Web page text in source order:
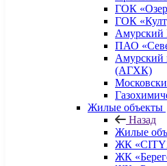
ГОК
ГОК
Амурский
ПАО
Амурский
(АГХК)
Жилые объекты
Назад
Жилые
ЖК
ЖК